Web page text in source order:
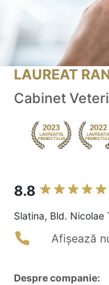
LAUREAT
Cabinet
8.8
Slatina, Bld. Nicolae
Afișează
Despre companie: